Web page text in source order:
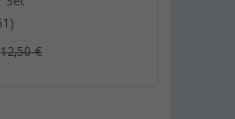
12,50 €